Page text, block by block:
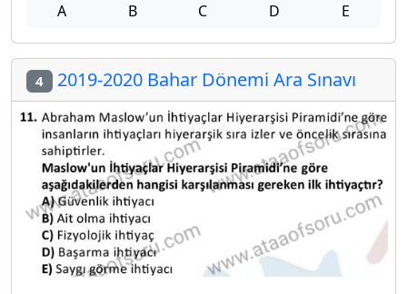
A B C D E
4 2019-2020 Bahar Dönemi Ara Sınavı